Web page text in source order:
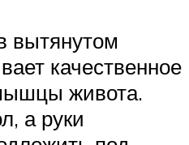
вытянутом
качественное
живота.
а руки